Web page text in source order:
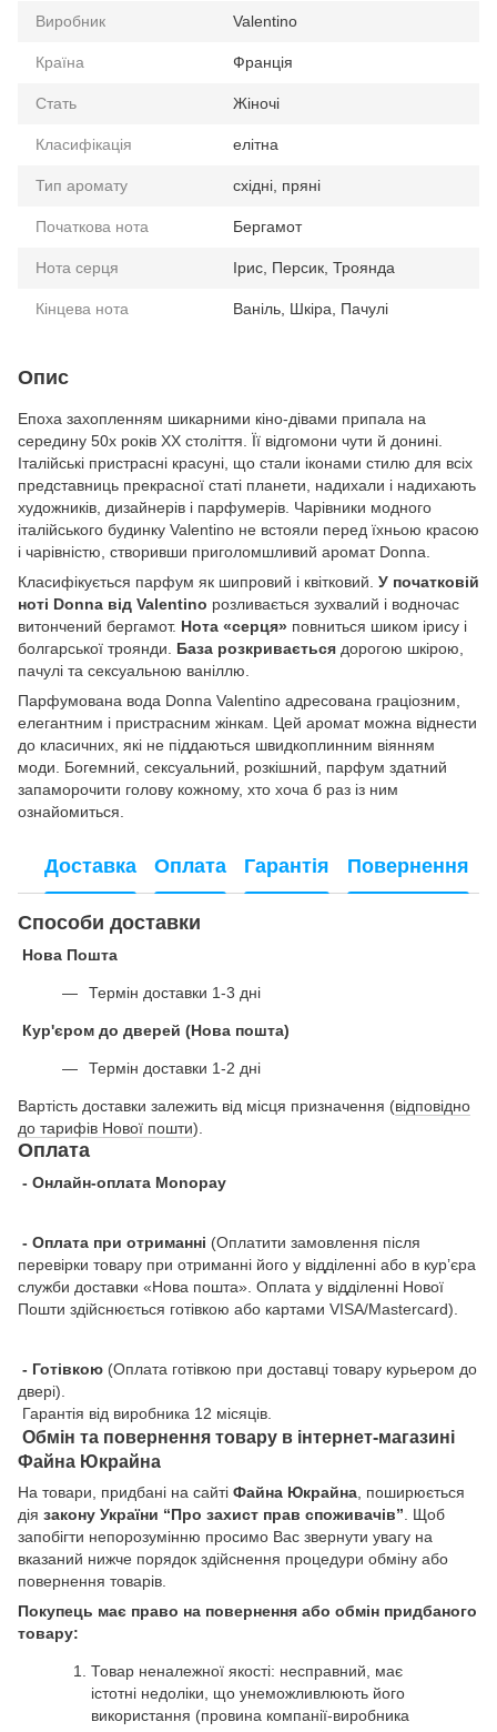
Виробник Valentino
Країна Франція
Стать Жіночі
Класифікація елітна
Тип аромату східні, пряні
Початкова нота Бергамот
Нота серця Ірис, Персик, Троянда
Кінцева нота Ваніль, Шкіра, Пачулі
Опис
Епоха захопленням шикарними кіно-дівами припала на
середину 50х років ХХ століття. Її відгомони чути й донині.
Італійські пристрасні красуні, що стали іконами стилю для всіх
представниць прекрасної статі планети, надихали і надихають
художників, дизайнерів і парфумерів. Чарівники модного
італійського будинку Valentino не встояли перед їхньою красою
і чарівністю, створивши приголомшливий аромат Donna.
Класифікується парфум як шипровий і квітковий. У початковій
ноті Donna від Valentino розливається зухвалий і водночас
витончений бергамот. Нота «серця» повниться шиком ірису і
болгарської троянди. База розкривається дорогою шкірою,
пачулі та сексуальною ваніллю.
Парфумована вода Donna Valentino адресована граціозним,
елегантним і пристрасним жінкам. Цей аромат можна віднести
до класичних, які не піддаються швидкоплинним віянням
моди. Богемний, сексуальний, розкішний, парфум здатний
запаморочити голову кожному, хто хоча б раз із ним
ознайомиться.
Доставка Оплата Гарантія Повернення
Способи доставки
Нова Пошта
Термін доставки 1-3 дні
Кур'єром до дверей (Нова пошта)
Термін доставки 1-2 дні
Вартість доставки залежить від місця призначення (відповідно
до тарифів Нової пошти).
Оплата
- Онлайн-оплата Monopay
- Оплата при отриманні (Оплатити замовлення після
перевірки товару при отриманні його у відділенні або в кур’єра
служби доставки «Нова пошта». Оплата у відділенні Нової
Пошти здійснюється готівкою або картами VISA/Mastercard).
- Готівкою (Оплата готівкою при доставці товару курьером до
двері).
Гарантія від виробника 12 місяців.
Обмін та повернення товару в інтернет-магазині
Файна Юкрайна
На товари, придбані на сайті Файна Юкрайна, поширюється
дія закону України “Про захист прав споживачів”. Щоб
запобігти непорозумінню просимо Вас звернути увагу на
вказаний нижче порядок здійснення процедури обміну або
повернення товарів.
Покупець має право на повернення або обмін придбаного
товару:
Товар неналежної якості: несправний, має
істотні недоліки, що унеможливлюють його
використання (провина компанії-виробника